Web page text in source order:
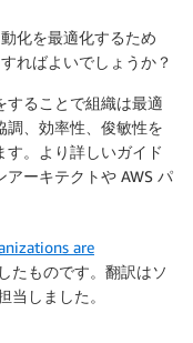
化を最適化するため
ればよいでしょうか？
することで組織は最適
調、効率性、俊敏性を
。より詳しいガイド
ーキテクトや AWS パ
are
たものです。翻訳はソ
当しました。